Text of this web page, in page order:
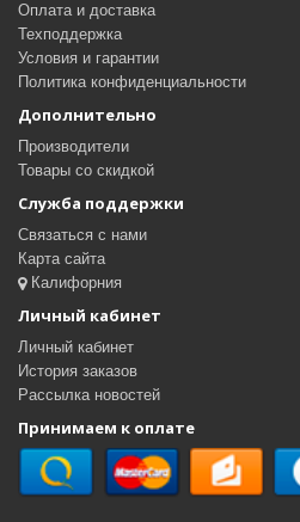
Оплата и доставка
Техподдержка
Условия и гарантии
Политика конфиденциальности
Дополнительно
Производители
Товары со скидкой
Служба поддержки
Связаться с нами
Карта сайта
Калифорния
Личный кабинет
Личный кабинет
История заказов
Рассылка новостей
Принимаем к оплате